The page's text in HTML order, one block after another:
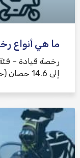
ما هي أنواع
إلى 14.6 حصان (حتى 11 كيلو واط) الحد الأدنى لسن